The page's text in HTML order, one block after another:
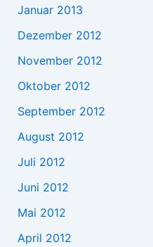
Januar 2013
Dezember 2012
November 2012
Oktober 2012
September 2012
August 2012
Juli 2012
Juni 2012
Mai 2012
April 2012